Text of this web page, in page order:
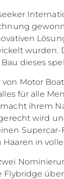
wurden.
dieses
Motor
für alle
macht ihrem
wird
in
Flybridge